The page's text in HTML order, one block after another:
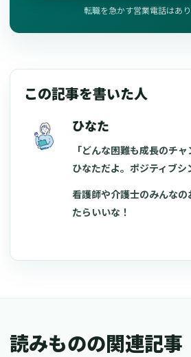
転職を急かす営業電話はあり
この記事を書いた人
ひなた
「どんな困難も成長のチ
ひなただよ。ポジティブシ
看護師や介護士のみんな
たらいいな！
読みものの関連記事